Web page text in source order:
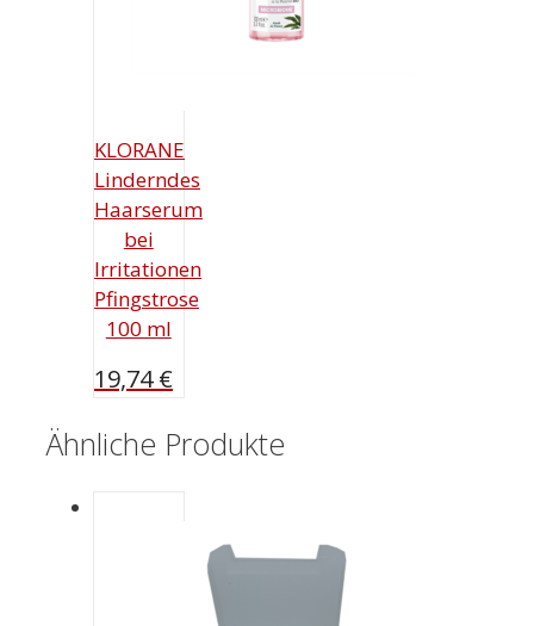
KLORANE
Linderndes
Haarserum
bei
Irritationen
Pfingstrose
100 ml
19,74€
Ähnliche Produkte